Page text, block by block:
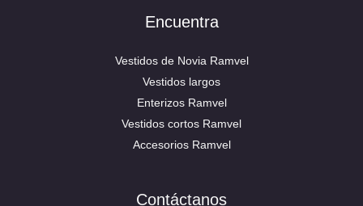
Encuentra
Vestidos de Novia Ramvel
Vestidos largos
Enterizos Ramvel
Vestidos cortos Ramvel
Accesorios Ramvel
Contáctanos